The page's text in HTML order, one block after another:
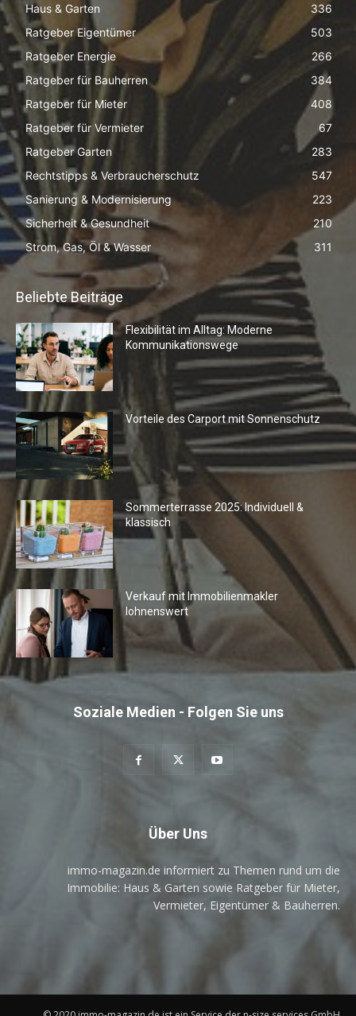
Haus & Garten
336
Ratgeber Eigentümer
503
Ratgeber Energie
266
Ratgeber für Bauherren
384
Ratgeber für Mieter
408
Ratgeber für Vermieter
67
Ratgeber Garten
283
Rechtstipps & Verbraucherschutz
547
Sanierung & Modernisierung
223
Sicherheit & Gesundheit
210
Strom, Gas, Öl & Wasser
311
Beliebte Beiträge
Flexibilität im Alltag: Moderne
Kommunikationswege
Vorteile des Carport mit Sonnenschutz
Sommerterrasse 2025: Individuell &
klassisch
Verkauf mit Immobilienmakler
lohnenswert
Soziale Medien - Folgen Sie uns
Über Uns
immo-magazin.de informiert zu Themen rund um die
Immobilie: Haus & Garten sowie Ratgeber für Mieter,
Vermieter, Eigentümer & Bauherren.